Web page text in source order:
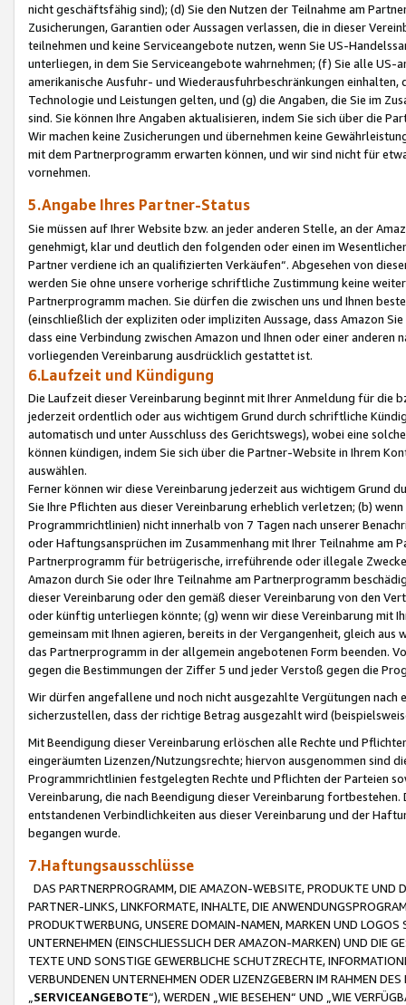
nicht geschäftsfähig sind); (d) Sie den Nutzen der Teilnahme am
Zusicherungen, Garantien oder Aussagen verlassen, die in dieser
teilnehmen und keine Serviceangebote nutzen, wenn Sie US-
unterliegen, in dem Sie Serviceangebote wahrnehmen; (f) Sie alle
amerikanische Ausfuhr- und Wiederausfuhrbeschränkungen
Technologie und Leistungen gelten, und (g) die Angaben, die Sie im
sind. Sie können Ihre Angaben aktualisieren, indem Sie sich über die
Wir machen keine Zusicherungen und übernehmen keine
mit dem Partnerprogramm erwarten können, und wir sind nicht für
vornehmen.
5.Angabe Ihres Partner-Status
Sie müssen auf Ihrer Website bzw. an jeder anderen Stelle, an der
genehmigt, klar und deutlich den folgenden oder einen im
Partner verdiene ich an qualifizierten Verkäufen“. Abgesehen von
werden Sie ohne unsere vorherige schriftliche Zustimmung keine
Partnerprogramm machen. Sie dürfen die zwischen uns und Ihnen
(einschließlich der expliziten oder impliziten Aussage, dass Amazon
dass eine Verbindung zwischen Amazon und Ihnen oder einer
vorliegenden Vereinbarung ausdrücklich gestattet ist.
6.Laufzeit und Kündigung
Die Laufzeit dieser Vereinbarung beginnt mit Ihrer Anmeldung für die
jederzeit ordentlich oder aus wichtigem Grund durch schriftliche
automatisch und unter Ausschluss des Gerichtswegs), wobei eine
können kündigen, indem Sie sich über die Partner-Website in Ihrem
auswählen.
Ferner können wir diese Vereinbarung jederzeit aus wichtigem Grund
Sie Ihre Pflichten aus dieser Vereinbarung erheblich verletzen; (b)
Programmrichtlinien) nicht innerhalb von 7 Tagen nach unserer
oder Haftungsansprüchen im Zusammenhang mit Ihrer Teilnahme am
Partnerprogramm für betrügerische, irreführende oder illegale
Amazon durch Sie oder Ihre Teilnahme am Partnerprogramm
dieser Vereinbarung oder den gemäß dieser Vereinbarung von den
oder künftig unterliegen könnte; (g) wenn wir diese Vereinbarung mit
gemeinsam mit Ihnen agieren, bereits in der Vergangenheit, gleich
das Partnerprogramm in der allgemein angebotenen Form beenden.
gegen die Bestimmungen der Ziffer 5 und jeder Verstoß gegen die
Wir dürfen angefallene und noch nicht ausgezahlte Vergütungen
sicherzustellen, dass der richtige Betrag ausgezahlt wird
Mit Beendigung dieser Vereinbarung erlöschen alle Rechte und
eingeräumten Lizenzen/Nutzungsrechte; hiervon ausgenommen sind
Programmrichtlinien festgelegten Rechte und Pflichten der Parteien
Vereinbarung, die nach Beendigung dieser Vereinbarung
entstandenen Verbindlichkeiten aus dieser Vereinbarung und der
begangen wurde.
7.Haftungsausschlüsse
DAS PARTNERPROGRAMM, DIE AMAZON-WEBSITE, PRODUKTE UND
PARTNER-LINKS, LINKFORMATE, INHALTE, DIE
PRODUKTWERBUNG, UNSERE DOMAIN-NAMEN, MARKEN UND
UNTERNEHMEN (EINSCHLIESSLICH DER AMAZON-MARKEN) UND DIE
TEXTE UND SONSTIGE GEWERBLICHE SCHUTZRECHTE,
VERBUNDENEN UNTERNEHMEN ODER LIZENZGEBERN IM RAHMEN
SERVICEANGEBOTE“), WERDEN „WIE BESEHEN“ UND „WIE